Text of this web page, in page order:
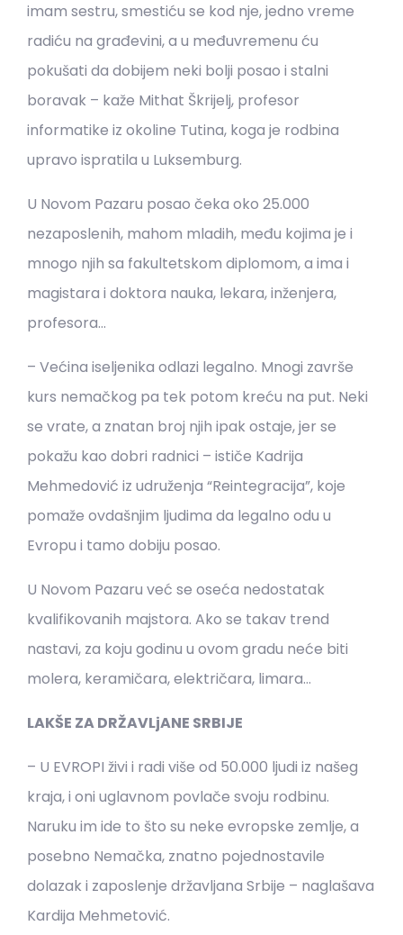
imam sestru, smestiću se kod nje, jedno vreme
radiću na građevini, a u međuvremenu ću
pokušati da dobijem neki bolji posao i stalni
boravak – kaže Mithat Škrijelj, profesor
informatike iz okoline Tutina, koga je rodbina
upravo ispratila u Luksemburg.
U Novom Pazaru posao čeka oko 25.000
nezaposlenih, mahom mladih, među kojima je i
mnogo njih sa fakultetskom diplomom, a ima i
magistara i doktora nauka, lekara, inženjera,
profesora…
– Većina iseljenika odlazi legalno. Mnogi završe
kurs nemačkog pa tek potom kreću na put. Neki
se vrate, a znatan broj njih ipak ostaje, jer se
pokažu kao dobri radnici – ističe Kadrija
Mehmedović iz udruženja “Reintegracija”, koje
pomaže ovdašnjim ljudima da legalno odu u
Evropu i tamo dobiju posao.
U Novom Pazaru već se oseća nedostatak
kvalifikovanih majstora. Ako se takav trend
nastavi, za koju godinu u ovom gradu neće biti
molera, keramičara, električara, limara…
LAKŠE ZA DRŽAVLjANE SRBIJE
– U EVROPI živi i radi više od 50.000 ljudi iz našeg
kraja, i oni uglavnom povlače svoju rodbinu.
Naruku im ide to što su neke evropske zemlje, a
posebno Nemačka, znatno pojednostavile
dolazak i zaposlenje državljana Srbije – naglašava
Kardija Mehmetović.